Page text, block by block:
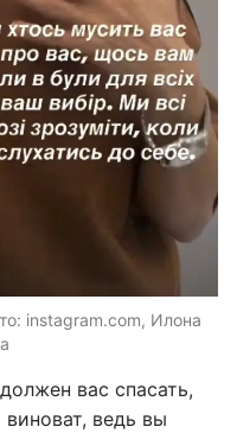
instagram.com, Илона
вас спасать,
ведь вы